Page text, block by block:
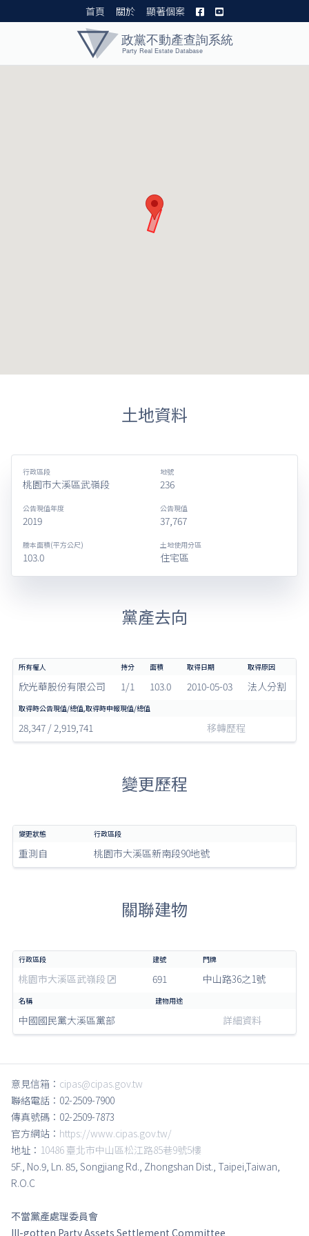
首頁 關於 顯著個案
土地資料
行政區段
桃園市大溪區武嶺段
地號
236
公告現值年度
2019
公告現值
37,767
謄本面積(平方公尺)
103.0
土地使用分區
住宅區
黨產去向
欣光華股份有限公司 1/1 103.0 2010-05-03 法人分割
28,347 / 2,919,741 移轉歷程
變更歷程
重測自 桃園市大溪區新南段90地號
關聯建物
桃園市大溪區武嶺段 691 中山路36之1號
中國國民黨大溪區黨部 詳細資料
意見信箱： cipas@cipas.gov.tw
聯絡電話：02-2509-7900
傳真號碼：02-2509-7873
官方網站： https://www.cipas.gov.tw/
地址： 10486 臺北市中山區松江路85巷9號5樓
5F., No.9, Ln. 85, Songjiang Rd., Zhongshan Dist., Taipei,Taiwan,
R.O.C
不當黨產處理委員會
Ill-gotten Party Assets Settlement Committee